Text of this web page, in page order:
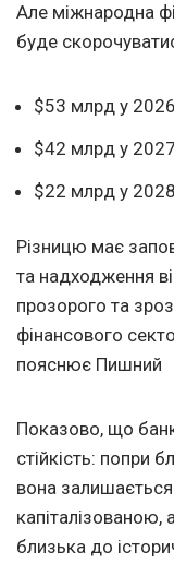
Але міжнародна
буде
$53 млрд у
$42 млрд у
$22 млрд у
Різницю має
та надходження
прозорого та
фінансового
пояснює Пишний
Показово, що
стійкість: попри
вона
капіталізованою,
близька до